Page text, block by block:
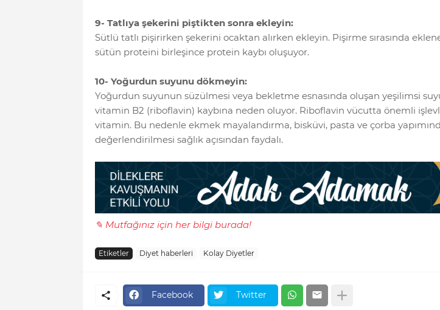
9- Tatlıya şekerini piştikten sonra ekleyin:
Sütlü tatlı pişirirken şekerini ocaktan alırken ekleyin. Pişirme sırasında
sütün proteini birleşince protein kaybı oluşuyor.
10- Yoğurdun suyunu dökmeyin:
Yoğurdun suyunun süzülmesi veya bekletme esnasında oluşan yeşilimsi
vitamin B2 (riboflavin) kaybına neden oluyor. Riboflavin vücutta önemli
vitamin. Bu nedenle ekmek mayalandırma, bisküvi, pasta ve çorba
değerlendirilmesi sağlık açısından faydalı.
✎ Mutfağınız için her bilgi burada!
Etiketler Diyet haberleri Kolay Diyetler
Facebook Twitter